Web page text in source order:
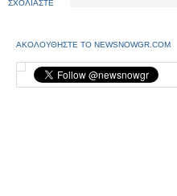
ΣΧΟΛΙΑΣΤΕ
ΑΚΟΛΟΥΘΗΣΤΕ ΤΟ NEWSNOWGR.COM